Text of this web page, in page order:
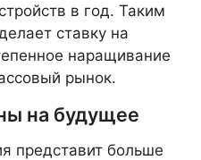
в год. Таким
ставку на
наращивание
рынок.
на будущее
представит больше